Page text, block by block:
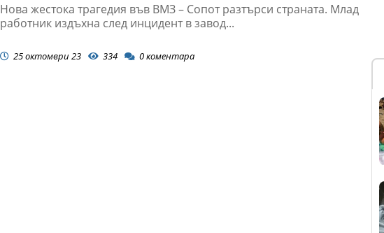
Нова жестока трагедия във ВМЗ – Сопот разтърси страната. Млад
работник издъхна след инцидент в завод...
25 октомври 23 334 0коментара